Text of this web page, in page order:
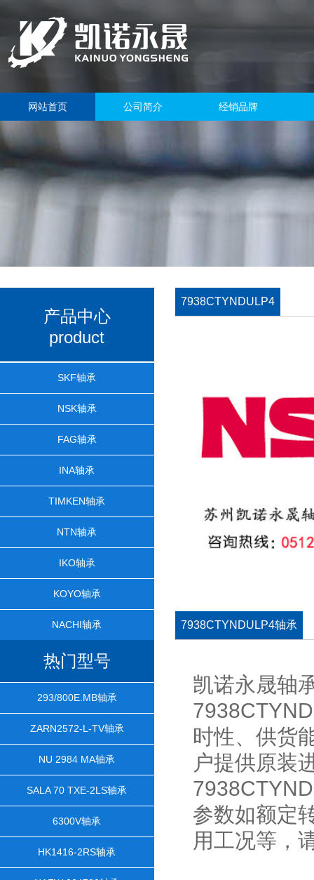
网站首页 公司简介 经销品牌
产品中心
product
SKF轴承
NSK轴承
FAG轴承
INA轴承
TIMKEN轴承
NTN轴承
IKO轴承
KOYO轴承
NACHI轴承
热门型号
293/800E.MB轴承
ZARN2572-L-TV轴承
NU 2984 MA轴承
SALA 70 TXE-2LS轴承
6300V轴承
HK1416-2RS轴承
7938CTYNDULP4
7938CTYNDULP4轴承
凯诺永晟轴
时性、供货
户提供原装
参数如额定
用工况等，